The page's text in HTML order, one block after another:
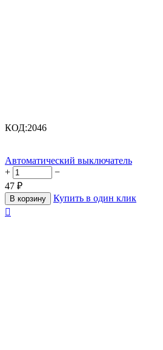
КОД:2046
Автоматический выключатель
+
−
47 ₽
В корзину
Купить в один клик
